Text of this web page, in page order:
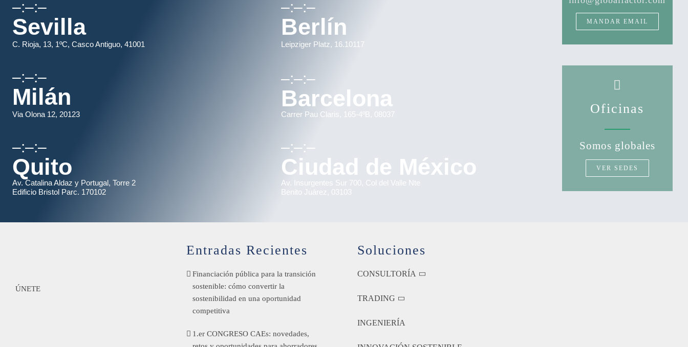
–:–:–
Sevilla
C. Rioja, 13, 1ºC, Casco Antiguo, 41001
–:–:–
Berlín
Leipziger Platz, 16.10117
–:–:–
Milán
Via Olona 12, 20123
–:–:–
Barcelona
Carrer Pau Claris, 165-4ºB, 08037
–:–:–
Quito
Av. Catalina Aldaz y Portugal, Torre 2
Edificio Bristol Parc. 170102
–:–:–
Ciudad de México
Av. Insurgentes Sur 700, Col del Valle Nte
Benito Juárez, 03103
MANDAR EMAIL
Oficinas
Somos globales
VER SEDES
ÚNETE
Entradas Recientes
Financiación pública para la transición
sostenible: cómo convertir la
sostenibilidad en una oportunidad
competitiva
1.er CONGRESO CAEs: novedades,
Soluciones
CONSULTORÍA
TRADING
INGENIERÍA